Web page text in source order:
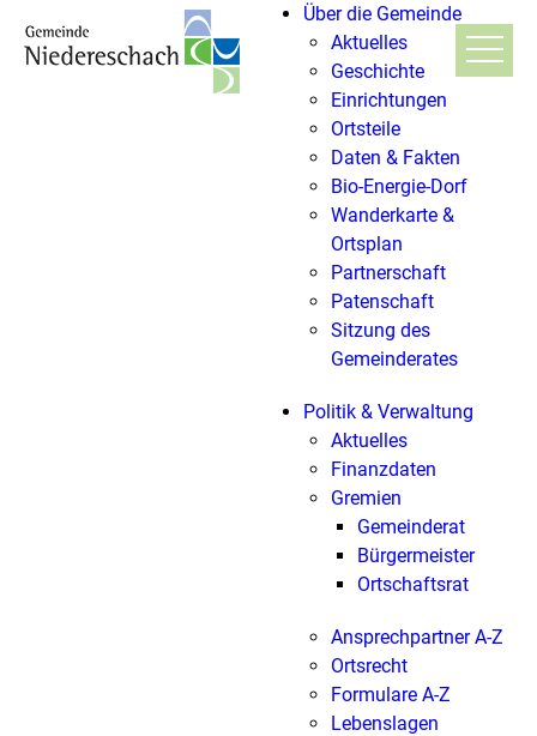
Über die Gemeinde
Aktuelles
Geschichte
Einrichtungen
Ortsteile
Daten & Fakten
Bio-Energie-Dorf
Wanderkarte &
Ortsplan
Partnerschaft
Patenschaft
Sitzung des
Gemeinderates
Politik & Verwaltung
Aktuelles
Finanzdaten
Gremien
Gemeinderat
Bürgermeister
Ortschaftsrat
Ansprechpartner A-Z
Ortsrecht
Formulare A-Z
Lebenslagen